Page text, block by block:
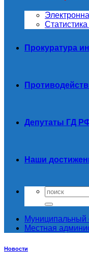
Прокуратура
Депутаты ГД
Наши
Муниципальный
Местная
Новости